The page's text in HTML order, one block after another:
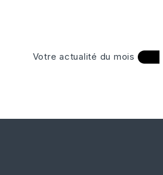
Votre actualité du mois